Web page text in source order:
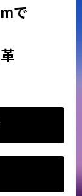
で